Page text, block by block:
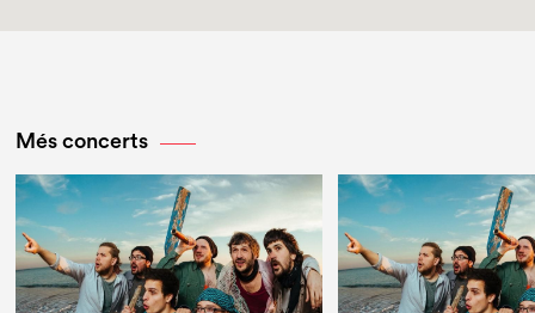
Més concerts